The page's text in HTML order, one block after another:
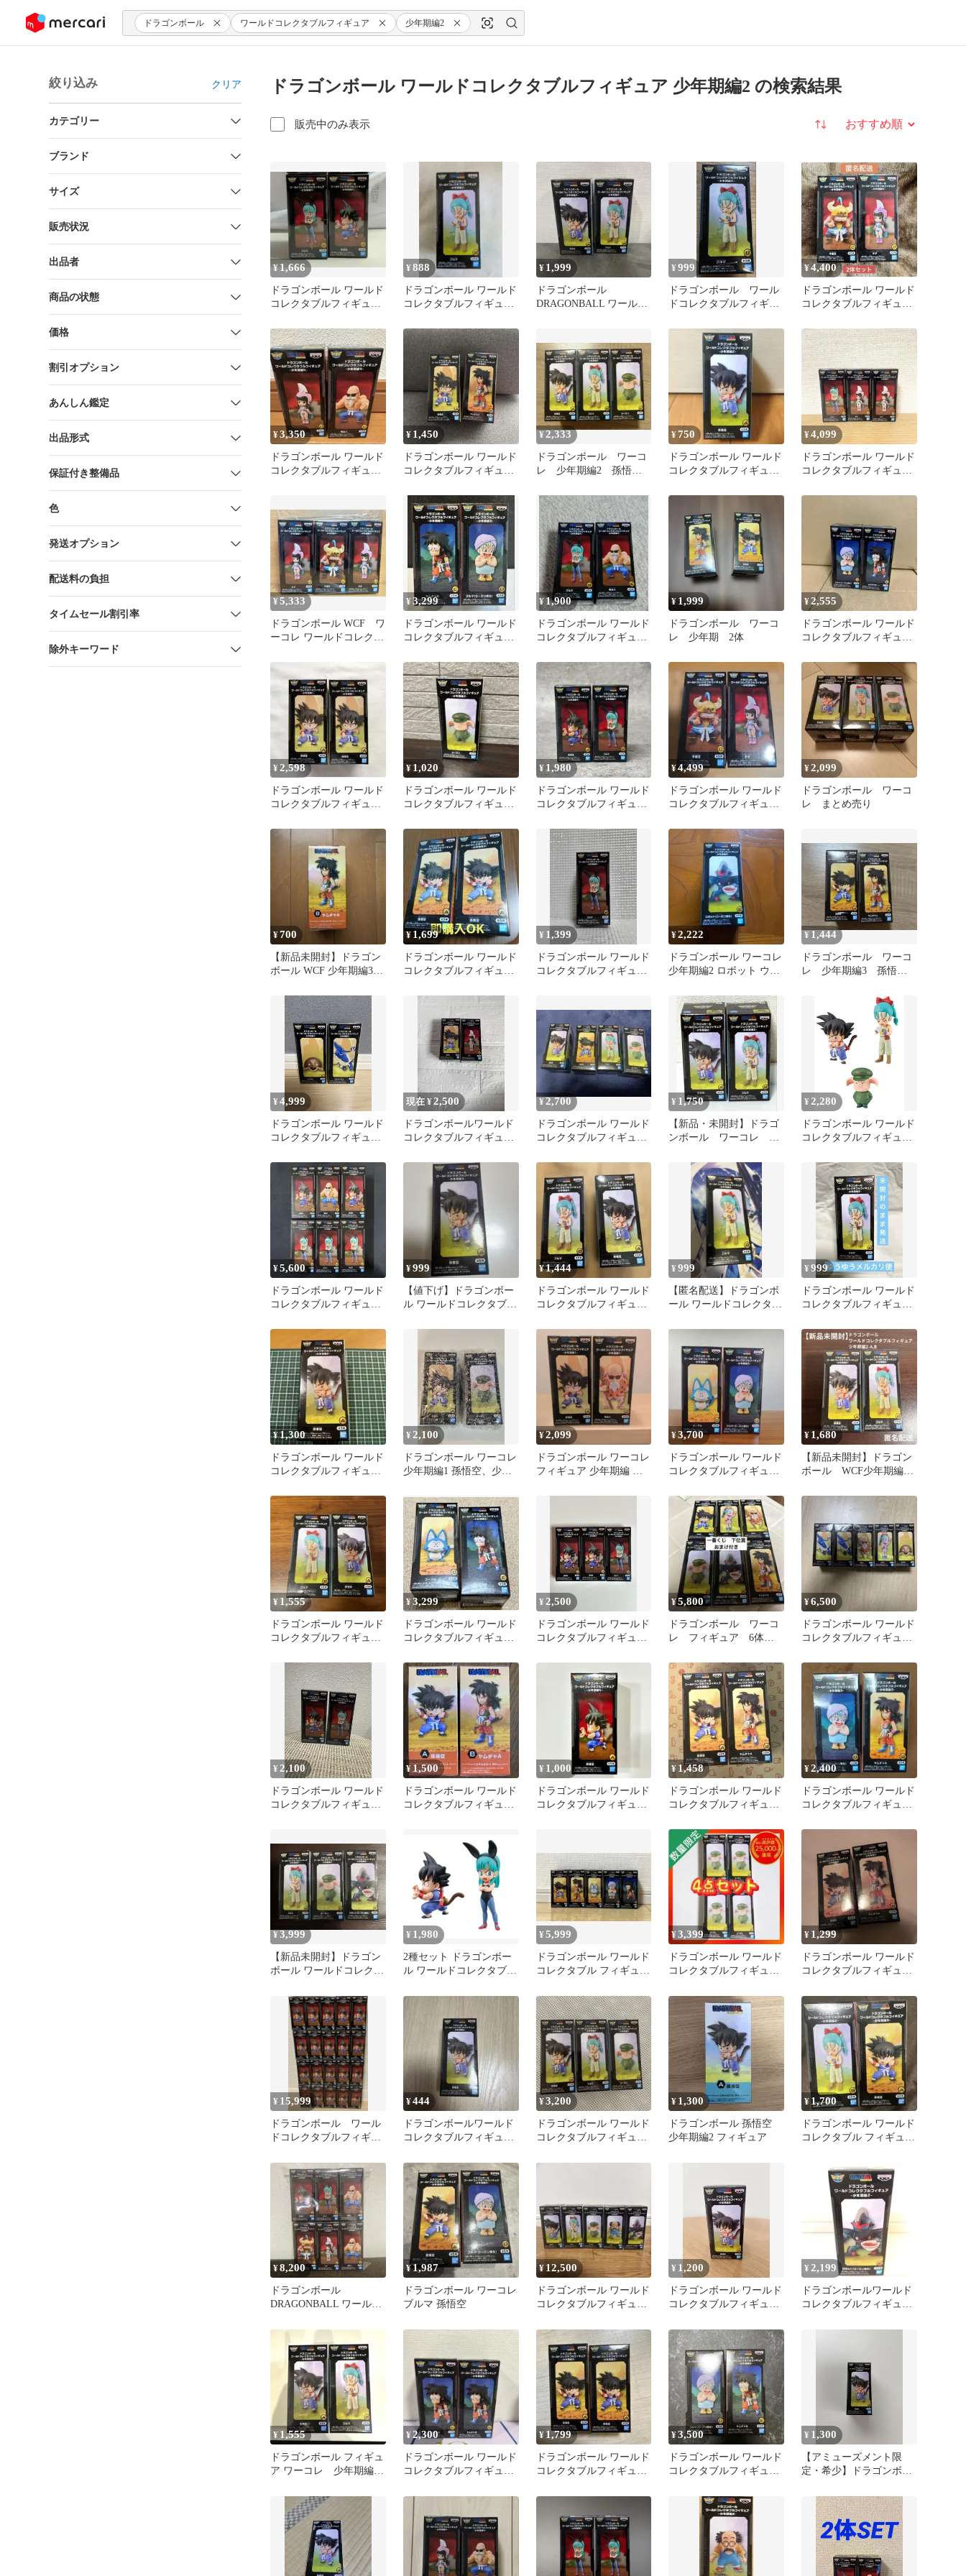
ツにスキップ ドラゴンボール ワールドコレクタブルフィギュア 少年期編2
絞り込み クリア
カテゴリー
ブランド
サイズ
販売状況
出品者
商品の状態
価格
割引オプション
あんしん鑑定
出品形式
保証付き整備品
色
発送オプション
配送料の負担
タイムセール割引率
除外キーワード
ドラゴンボール ワールドコレクタブルフィギュア 少年期編2 の検索結果
販売中のみ表示 並び替え
¥1,666
ドラゴンボール ワールド
コレクタブルフィギュア
¥888
ドラゴンボール ワールド
コレクタブルフィギュア
¥ 1,999
ドラゴンボール
DRAGONBALL ワールド
¥999
ドラゴンボール ワール
ドコレクタブルフィギュ
¥4,400
ドラゴンボール ワールド
コレクタブルフィギュア-
¥3,350
ドラゴンボール ワールド
コレクタブルフィギュア
¥ 1,450
ドラゴンボール ワールド
コレクタブルフィギュア
編3
¥ 2,333
ドラゴンボール ワーコ
レ 少年期編2 孫悟
3種セット ④
¥750
ドラゴンボール ワールド
コレクタブルフィギュ
¥4,099
ドラゴンボール ワールド
コレクタブルフィギュア
点
¥5,333
ドラゴンボール WCF ワ
ーコレ ワールドコレクタ
編4-
¥3,299
ドラゴンボール ワールド
コレクタブルフィギュア-
¥1,900
ドラゴンボール ワールド
コレクタブルフィギュ
¥ 1,999
ドラゴンボール ワーコ
レ 少年期 2体
¥2,555
ドラゴンボール ワールド
コレクタブルフィギュア
期編3
¥2,598
ドラゴンボール ワールド
コレクタブルフィギュア
¥ 1,020
ドラゴンボール ワールド
コレクタブルフィギュア
¥ 1,980
ドラゴンボール ワールド
コレクタブルフィギュア-
¥4,499
ドラゴンボール ワールド
コレクタブルフィギュア
¥2,099
ドラゴンボール ワーコ
レ まとめ売り
¥700
【新品未開封】ドラゴン
ボール WCF 少年期編3
¥ 1,699
ドラゴンボール ワールド
コレクタブルフィギュア
ット
¥ 1,399
ドラゴンボール ワールド
コレクタブルフィギュア
¥2,222
ドラゴンボール ワーコレ
少年期編2 ロボット ウー
¥ 1,444
ドラゴンボール ワーコ
レ 少年期編3 孫悟
¥4,999
ドラゴンボール ワールド
コレクタブルフィギュア
現在 ¥2,500
ドラゴンボールワールド
コレクタブルフィギュア
チ 夫婦
¥ 2,700
ドラゴンボール ワールド
コレクタブルフィギュア-
¥ 1,750
【新品・未開封】ドラゴ
ンボール ワーコレ 少
¥ 2,280
ドラゴンボール ワールド
コレクタブルフィギュア
¥5,600
ドラゴンボール ワールド
コレクタブルフィギュア
¥999
【値下げ】ドラゴンボー
ル ワールドコレクタブル
悟空
¥1,444
ドラゴンボール ワールド
コレクタブルフィギュア
¥999
【匿名配送】ドラゴンボ
ール ワールドコレクタブ
ブルマ
¥999
ドラゴンボール ワールド
コレクタブルフィギュア
¥1,300
ドラゴンボール ワールド
コレクタブルフィギュア
封品発送
¥ 2,100
ドラゴンボール ワーコレ
少年期編1 孫悟空、少年
¥2,099
ドラゴンボール ワーコレ
フィギュア 少年期編 孫
無し
¥3,700
ドラゴンボール ワールド
コレクタブルフィギュア
¥ 1,680
【新品未開封】ドラゴン
ボール WCF少年期編
¥ 1,555
ドラゴンボール ワールド
コレクタブルフィギュア
¥3,299
ドラゴンボール ワールド
コレクタブルフィギュア
¥ 2,500
ドラゴンボール ワールド
コレクタブルフィギュア
¥5,800
ドラゴンボール ワーコ
レ フィギュア 6体セ
¥6,500
ドラゴンボール ワールド
コレクタブルフィギュア
¥ 2,100
ドラゴンボール ワールド
コレクタブルフィギュア
¥1,500
ドラゴンボール ワールド
コレクタブルフィギュア
¥ 1,000
ドラゴンボール ワールド
コレクタブルフィギュア-
¥ 1,458
ドラゴンボール ワールド
コレクタブルフィギュア-
ャA
¥2,400
ドラゴンボール ワールド
コレクタブルフィギュア
¥3,999
【新品未開封】ドラゴン
ボール ワールドコレクタ
¥ 1,980
2種セット ドラゴンボー
ル ワールドコレクタブル
¥5,999
ドラゴンボール ワールド
コレクタブル フィギュア
¥3,399
ドラゴンボール ワールド
コレクタブルフィギュア
点】
¥ 1,299
ドラゴンボール ワールド
コレクタブルフィギュア
¥ 15,999
ドラゴンボール ワール
ドコレクタブルフィギュ
¥444
ドラゴンボールワールド
コレクタブルフィギュ
¥3,200
ドラゴンボール ワールド
コレクタブルフィギュア
¥ 1,300
ドラゴンボール 孫悟空
少年期編2 フィギュア
¥1,700
ドラゴンボール ワールド
コレクタブル フィギュ
¥8,200
ドラゴンボール
DRAGONBALL ワールド
ワーコレ
¥1,987
ドラゴンボール ワーコレ
ブルマ 孫悟空
¥12,500
ドラゴンボール ワールド
コレクタブルフィギュア
¥ 1,200
ドラゴンボール ワールド
コレクタブルフィギュア
¥ 2,199
ドラゴンボールワールド
コレクタブルフィギュア
ロン変化)
¥ 1,555
ドラゴンボール フィギュ
ア ワーコレ 少年期編2
¥2,300
ドラゴンボール ワールド
コレクタブルフィギュア
セット
¥ 1,799
ドラゴンボール ワールド
コレクタブルフィギュ
個セット
¥3,500
ドラゴンボール ワールド
コレクタブルフィギュア
¥ 1,300
【アミューズメント限
定・希少】ドラゴンボー